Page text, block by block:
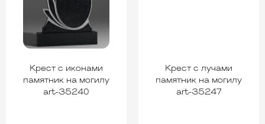
Крест с иконами
памятник на могилу
art-35240
Крест с лучами
памятник на могилу
art-35247